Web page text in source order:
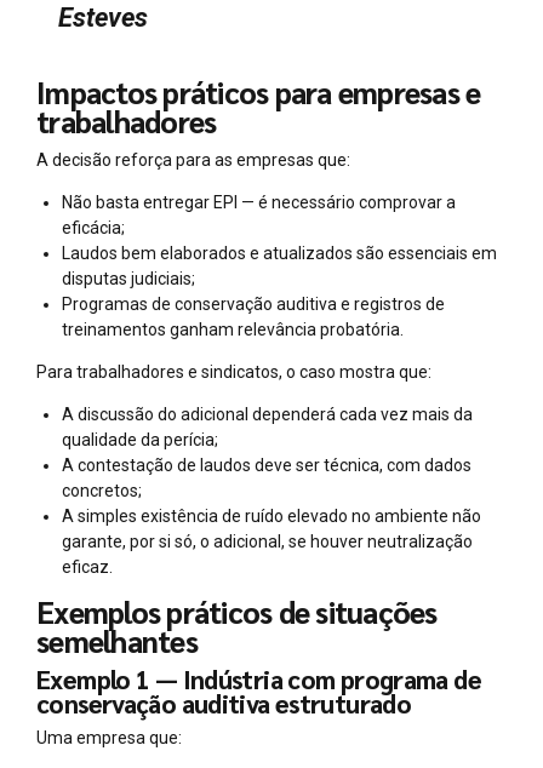
Esteves
Impactos práticos para empresas e
trabalhadores
A decisão reforça para as empresas que:
Não basta entregar EPI — é necessário comprovar a
eficácia;
Laudos bem elaborados e atualizados são essenciais em
disputas judiciais;
Programas de conservação auditiva e registros de
treinamentos ganham relevância probatória.
Para trabalhadores e sindicatos, o caso mostra que:
A discussão do adicional dependerá cada vez mais da
qualidade da perícia;
A contestação de laudos deve ser técnica, com dados
concretos;
A simples existência de ruído elevado no ambiente não
garante, por si só, o adicional, se houver neutralização
eficaz.
Exemplos práticos de situações
semelhantes
Exemplo 1 — Indústria com programa de
conservação auditiva estruturado
Uma empresa que: